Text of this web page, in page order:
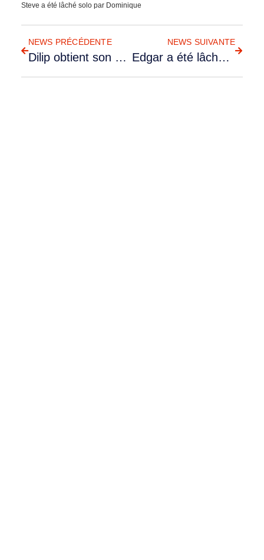
Steve a été lâché solo par Dominique
NEWS PRÉCÉDENTE
Dilip obtient son PPL
NEWS SUIVANTE
Edgar a été lâché sur C-152